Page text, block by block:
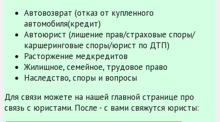
Автовозврат (отказ от купленного
автомобиля(кредит)
Автоюрист (лишение прав/страховые споры/
каршеринговые споры/юрист по ДТП)
Расторжение медкредитов
Жилищное, семейное, трудовое право
Наследство, споры и вопросы
Для связи можете на нашей главной странице про
связь с юристами. После - с вами свяжутся юристы: